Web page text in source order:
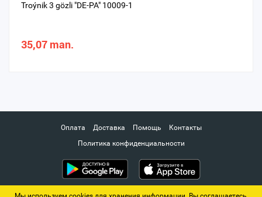
Troýnik 3 gözli "DE-PA" 10009-1
35,07 man.
Оплата Доставка Помощь
Контакты
Политика конфиденциальности